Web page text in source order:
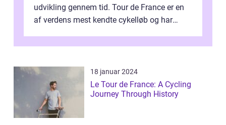
udvikling gennem tid. Tour de France er en
af verdens mest kendte cykelløb og har
18 januar 2024
Le Tour de France: A Cycling
Journey Through History